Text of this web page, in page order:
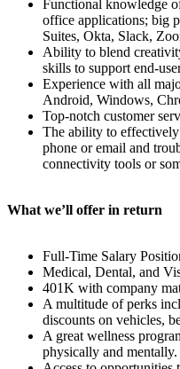
Functional knowledge
office applications; big
Suites, Okta, Slack,
Ability to blend
skills to support end-
Experience with all
Android, Windows,
Top-notch customer
The ability to
phone or email and
connectivity tools or
What we’ll offer in return
Full-Time Salary
Medical, Dental, and
401K with company
A multitude of perks
discounts on vehicles,
A great wellness
physically and mentally.